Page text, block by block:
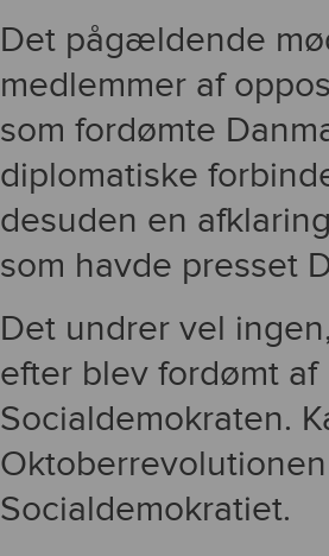
Det pågældende
medlemmer af
som fordømte
diplomatiske
desuden en
som havde presset
Det undrer vel
efter blev fordømt
Socialdemokraten.
Socialdemokratiet.